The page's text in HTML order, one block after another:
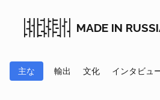
MADE IN
主な 輸出 文化 インタビュ